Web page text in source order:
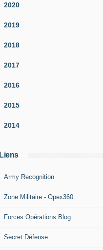
2020
2019
2018
2017
2016
2015
2014
Liens
Army Recognition
Zone Militaire - Opex360
Forces Opérations Blog
Secret Défense